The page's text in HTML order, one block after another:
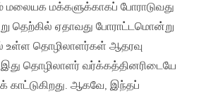
மக்களுக்காகப் போராடுவது
தெற்கில் ஏதாவது போராட்டமொன்று
உள்ள தொழிலாளர்கள் ஆதரவு
தொழிலாளர் வர்க்கத்தினரிடையே
காட்டுகிறது. ஆகவே, இந்தப்